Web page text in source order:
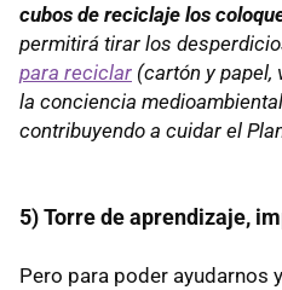
cubos de reciclaje los
permitirá tirar los
para reciclar (cartón y papel,
la conciencia
contribuyendo a cuidar el
5) Torre de aprendizaje,
Pero para poder ayudarnos